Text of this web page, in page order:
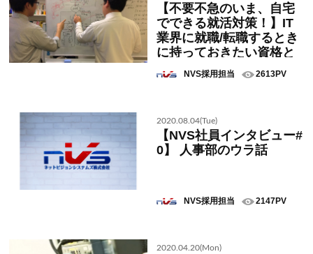
【不要不急のいま、自宅
でできる就活対策！】IT
業界に就職/転職するとき
に持っておきたい資格と
NVS採用担当 2613PV
2020.08.04(Tue)
【NVS社員インタビュー#
0】 人事部のウラ話
NVS採用担当 2147PV
2020.04.20(Mon)